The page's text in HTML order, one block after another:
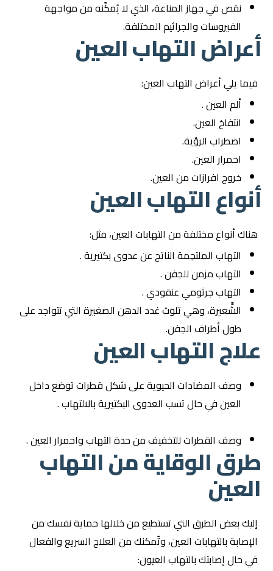
نقص في جهاز المناعة، الذي لا يُمكِّنه من مواجهة
الفيروسات والجراثيم المختلفة.
أعراض التهاب العين
فيما يلي أعراض التهاب العين:
ألم العين .
انتفاخ العين.
اضطراب الرؤية.
احمرار العين.
خروج افرازات من العين.
أنواع التهاب العين
هناك أنواع مختلفة من التهابات العين، مثل:
التهاب الملتحِمة الناتج عن عدوى بكتيرية .
التهاب مزمن للجفن .
التهاب جرثومي عنقودي .
الشَّعيرة، وهي تلوث غدد الدهن الصغيرة التي تتواجد على
طول أطراف الجفن.
علاج التهاب العين
وصف المضادات الحيوية على شكل قطرات توضع داخل
العين في حال تسب العدوى البكتيرية بالالتهاب .
وصف القطرات للتخفيف من حدة التهاب واحمرار العين .
طرق الوقاية من التهاب
العين
إليك بعض الطرق التي تستطيع من خلالها حماية نفسك من
الإصابة بالتهابات العين، وتُمكنك من العلاج السريع والفعال
في حال إصابتك بالتهاب العيون: